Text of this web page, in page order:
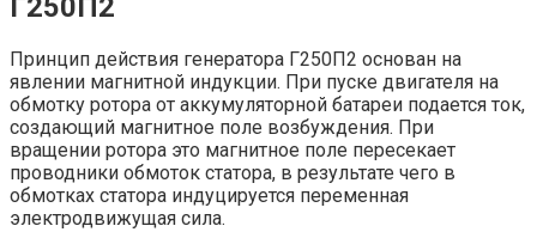
Г250П2
Принцип действия генератора Г250П2 основан на
явлении магнитной индукции. При пуске двигателя на
обмотку ротора от аккумуляторной батареи подается ток,
создающий магнитное поле возбуждения. При
вращении ротора это магнитное поле пересекает
проводники обмоток статора, в результате чего в
обмотках статора индуцируется переменная
электродвижущая сила.